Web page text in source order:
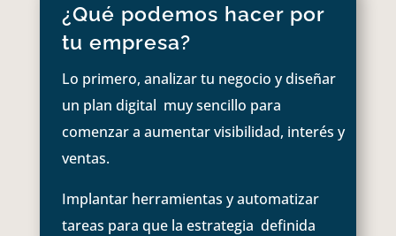
¿Qué podemos hacer por
tu empresa?
Lo primero, analizar tu negocio y diseñar
un plan digital muy sencillo para
comenzar a aumentar visibilidad, interés y
ventas.
Implantar herramientas y automatizar
tareas para que la estrategia definida